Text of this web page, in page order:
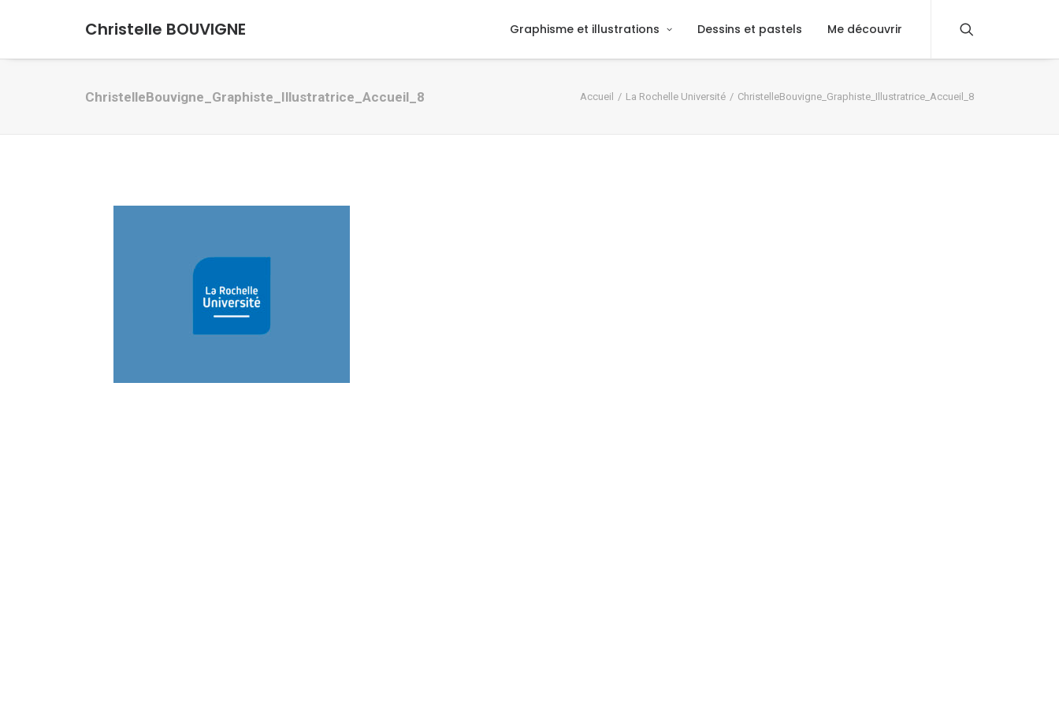
Christelle BOUVIGNE Graphisme et illustrations Dessins et pastels Me découvrir
ChristelleBouvigne_Graphiste_Illustratrice_Accueil_8 Accueil La Rochelle Université ChristelleBouvigne_Graphiste_Illustratrice_Accueil_8